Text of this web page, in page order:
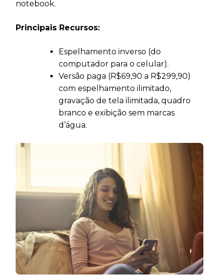
notebook.
Principais Recursos:
Espelhamento inverso (do
computador para o celular).
Versão paga (R$69,90 a R$299,90)
com espelhamento ilimitado,
gravação de tela ilimitada, quadro
branco e exibição sem marcas
d’água.